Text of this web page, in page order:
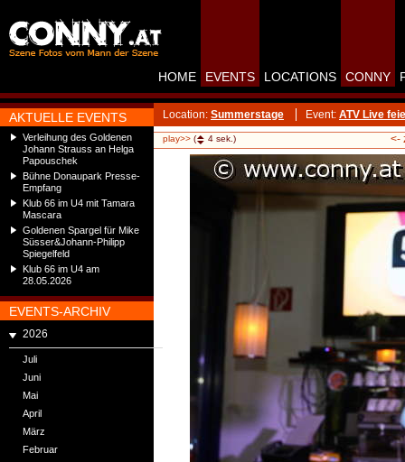
AKTUELLE EVENTS
Verleihung des Goldenen
Johann Strauss an Helga
Papouschek
Bühne Donaupark Presse-
Empfang
Klub 66 im U4 mit Tamara
Mascara
Goldenen Spargel für Mike
Süsser&Johann-Philipp
Spiegelfeld
Klub 66 im U4 am
28.05.2026
EVENTS-ARCHIV
2026
Juli
Juni
Mai
April
März
Februar
HOME EVENTS LOCATIONS CONNY
Location: Summerstage Event: ATV Live
play>> ( 4 sek.) <-